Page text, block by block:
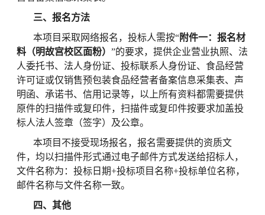
三、报名方法
本项目采取网络报名，投标人需按“附件一：报名材
料（明故宫校区面粉） ”的要求，提供企业营业执照、法
人委托书、法人身份证、投标联系人身份证、食品经营
许可证或仅销售预包装食品经营者备案信息采集表、声
明函、承诺书、信用记录等，以上所有资料都需要提供
原件的扫描件或复印件，扫描件或复印件按要求加盖投
标人法人签章（签字）及公章。
本项目不接受现场报名，报名需要提供的资质文
件，均以扫描件形式通过电子邮件方式发送给招标人，
文件名称为：投标日期+投标项目名称+投标单位名称，
邮件名称与文件名称一致。
四、其他